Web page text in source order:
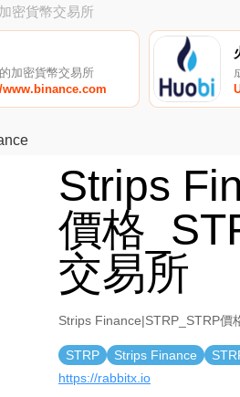
密貨幣交易所
加密貨幣交易所
www.binance.com
Strips
價格
交易所
Strips Finance|STRP_STRP價
STRP Strips Finance
https://rabbitx.io